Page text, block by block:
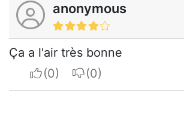
anonymous
Ça a l'air très bonne
I apreciateI do not appreciate